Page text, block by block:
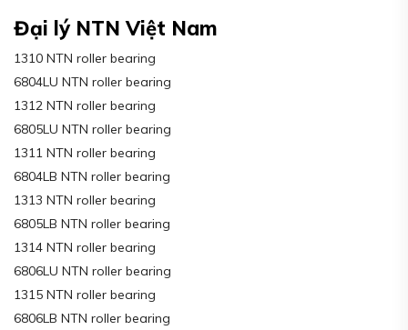
Đại lý NTN Việt Nam
1310 NTN roller bearing
6804LU NTN roller bearing
1312 NTN roller bearing
6805LU NTN roller bearing
1311 NTN roller bearing
6804LB NTN roller bearing
1313 NTN roller bearing
6805LB NTN roller bearing
1314 NTN roller bearing
6806LU NTN roller bearing
1315 NTN roller bearing
6806LB NTN roller bearing